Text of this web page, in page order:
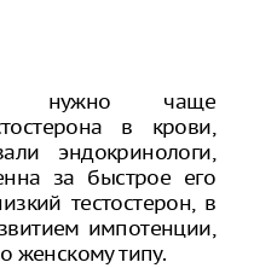
нужно чаще
в крови,
эндокринологи,
за быстрое его
тестостерон, в
импотенции,
женскому типу.